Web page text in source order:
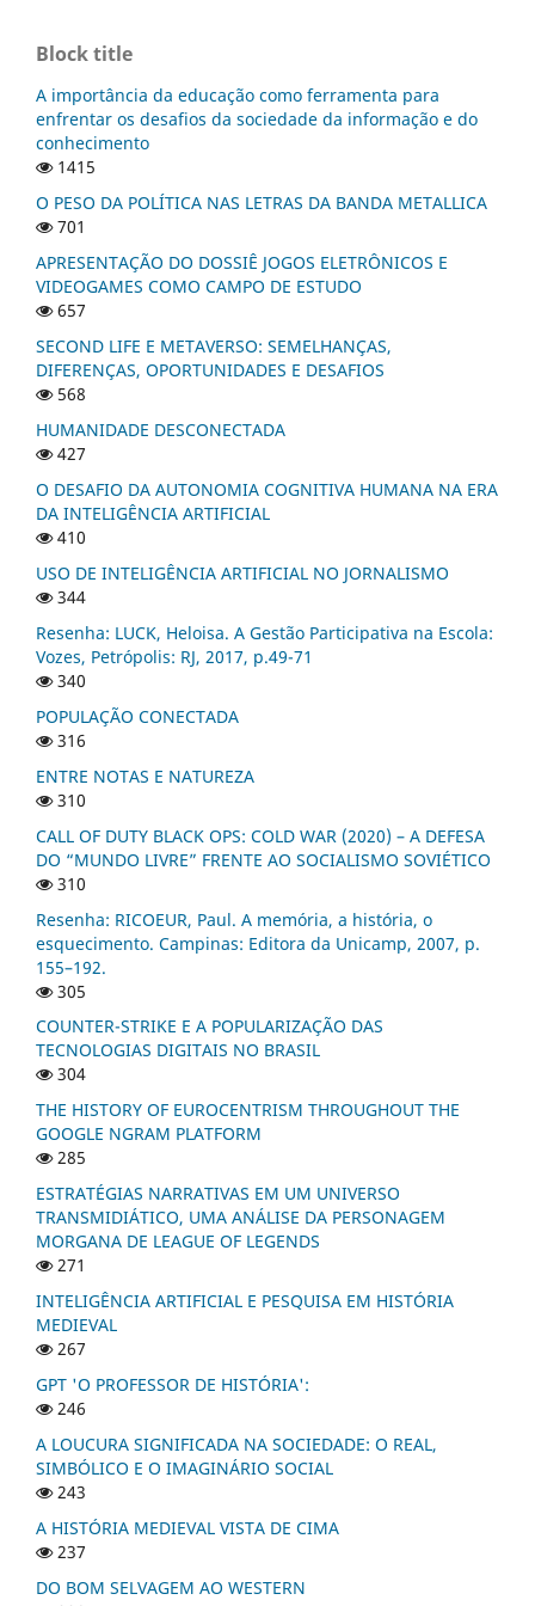
Block title
A importância da educação como ferramenta para
enfrentar os desafios da sociedade da informação e do
conhecimento
1415
O PESO DA POLÍTICA NAS LETRAS DA BANDA METALLICA
701
APRESENTAÇÃO DO DOSSIÊ JOGOS ELETRÔNICOS E
VIDEOGAMES COMO CAMPO DE ESTUDO
657
SECOND LIFE E METAVERSO: SEMELHANÇAS,
DIFERENÇAS, OPORTUNIDADES E DESAFIOS
568
HUMANIDADE DESCONECTADA
427
O DESAFIO DA AUTONOMIA COGNITIVA HUMANA NA ERA
DA INTELIGÊNCIA ARTIFICIAL
410
USO DE INTELIGÊNCIA ARTIFICIAL NO JORNALISMO
344
Resenha: LUCK, Heloisa. A Gestão Participativa na Escola:
Vozes, Petrópolis: RJ, 2017, p.49-71
340
POPULAÇÃO CONECTADA
316
ENTRE NOTAS E NATUREZA
310
CALL OF DUTY BLACK OPS: COLD WAR (2020) – A DEFESA
DO “MUNDO LIVRE” FRENTE AO SOCIALISMO SOVIÉTICO
310
Resenha: RICOEUR, Paul. A memória, a história, o
esquecimento. Campinas: Editora da Unicamp, 2007, p.
155–192.
305
COUNTER-STRIKE E A POPULARIZAÇÃO DAS
TECNOLOGIAS DIGITAIS NO BRASIL
304
THE HISTORY OF EUROCENTRISM THROUGHOUT THE
GOOGLE NGRAM PLATFORM
285
ESTRATÉGIAS NARRATIVAS EM UM UNIVERSO
TRANSMIDIÁTICO, UMA ANÁLISE DA PERSONAGEM
MORGANA DE LEAGUE OF LEGENDS
271
INTELIGÊNCIA ARTIFICIAL E PESQUISA EM HISTÓRIA
MEDIEVAL
267
GPT 'O PROFESSOR DE HISTÓRIA':
246
A LOUCURA SIGNIFICADA NA SOCIEDADE: O REAL,
SIMBÓLICO E O IMAGINÁRIO SOCIAL
243
A HISTÓRIA MEDIEVAL VISTA DE CIMA
237
DO BOM SELVAGEM AO WESTERN